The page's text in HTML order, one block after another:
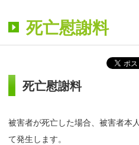
死亡慰謝料
死亡慰謝料
被害者が死亡した場合、被害者本
て発生します。